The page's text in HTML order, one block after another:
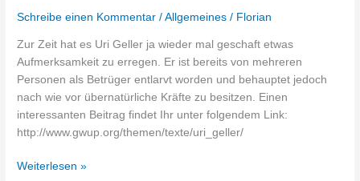
Schreibe einen Kommentar /Allgemeines / Florian
Zur Zeit hat es Uri Geller ja wieder mal geschaft etwas
Aufmerksamkeit zu erregen. Er ist bereits von mehreren
Personen als Betrüger entlarvt worden und behauptet jedoch
nach wie vor übernatürliche Kräfte zu besitzen. Einen
interessanten Beitrag findet Ihr unter folgendem Link:
http://www.gwup.org/themen/texte/uri_geller/
The
Weiterlesen »